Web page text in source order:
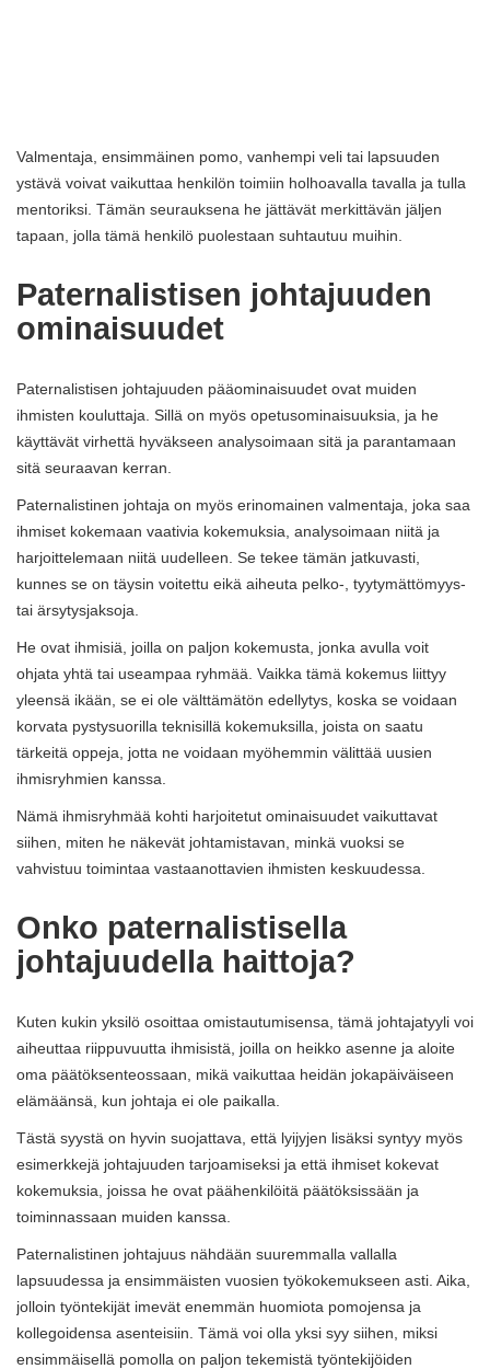
Valmentaja, ensimmäinen pomo, vanhempi veli tai lapsuuden
ystävä voivat vaikuttaa henkilön toimiin holhoavalla tavalla ja tulla
mentoriksi. Tämän seurauksena he jättävät merkittävän jäljen
tapaan, jolla tämä henkilö puolestaan ​​suhtautuu muihin.
Paternalistisen johtajuuden
ominaisuudet
Paternalistisen johtajuuden pääominaisuudet ovat muiden
ihmisten kouluttaja. Sillä on myös opetusominaisuuksia, ja he
käyttävät virhettä hyväkseen analysoimaan sitä ja parantamaan
sitä seuraavan kerran.
Paternalistinen johtaja on myös erinomainen valmentaja, joka saa
ihmiset kokemaan vaativia kokemuksia, analysoimaan niitä ja
harjoittelemaan niitä uudelleen. Se tekee tämän jatkuvasti,
kunnes se on täysin voitettu eikä aiheuta pelko-, tyytymättömyys-
tai ärsytysjaksoja.
He ovat ihmisiä, joilla on paljon kokemusta, jonka avulla voit
ohjata yhtä tai useampaa ryhmää. Vaikka tämä kokemus liittyy
yleensä ikään, se ei ole välttämätön edellytys, koska se voidaan
korvata pystysuorilla teknisillä kokemuksilla, joista on saatu
tärkeitä oppeja, jotta ne voidaan myöhemmin välittää uusien
ihmisryhmien kanssa.
Nämä ihmisryhmää kohti harjoitetut ominaisuudet vaikuttavat
siihen, miten he näkevät johtamistavan, minkä vuoksi se
vahvistuu toimintaa vastaanottavien ihmisten keskuudessa.
Onko paternalistisella
johtajuudella haittoja?
Kuten kukin yksilö osoittaa omistautumisensa, tämä johtajatyyli voi
aiheuttaa riippuvuutta ihmisistä, joilla on heikko asenne ja aloite
oma päätöksenteossaan, mikä vaikuttaa heidän jokapäiväiseen
elämäänsä, kun johtaja ei ole paikalla.
Tästä syystä on hyvin suojattava, että lyijyjen lisäksi syntyy myös
esimerkkejä johtajuuden tarjoamiseksi ja että ihmiset kokevat
kokemuksia, joissa he ovat päähenkilöitä päätöksissään ja
toiminnassaan muiden kanssa.
Paternalistinen johtajuus nähdään suuremmalla vallalla
lapsuudessa ja ensimmäisten vuosien työkokemukseen asti. Aika,
jolloin työntekijät imevät enemmän huomiota pomojensa ja
kollegoidensa asenteisiin. Tämä voi olla yksi syy siihen, miksi
ensimmäisellä pomolla on paljon tekemistä työntekijöiden